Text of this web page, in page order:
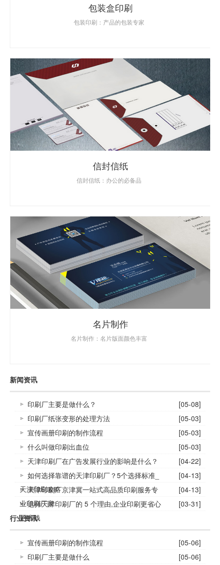
包装盒印刷
包装印刷：产品的包装专家
信封信纸
信封信纸：办公的必备品
名片制作
名片制作：名片版面颜色丰富
新闻资讯
印刷厂主要是做什么？
[05-08]
印刷厂纸张变形的处理方法
[05-03]
宣传画册印刷的制作流程
[05-03]
什么叫做印刷出血位
[05-03]
天津印刷厂在广告发展行业的影响是什么？
[04-22]
如何选择靠谱的天津印刷厂？5个选择标准_
天津印刷攻略
[04-13]
天津印刷厂京津冀一站式高品质印刷服务专
业印刷厂家
[04-13]
选择天津印刷厂的 5 个理由,企业印刷更省心
更省钱
[03-31]
行业资讯
宣传画册印刷的制作流程
[05-06]
印刷厂主要是做什么
[05-06]